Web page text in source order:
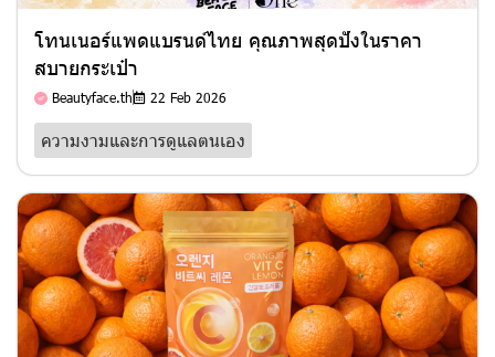
โทนเนอร์แพดแบรนด์ไทย คุณภาพสุดปังในราคา
สบายกระเป๋า
Beautyface.th 22 Feb 2026
ความงามและการดูแลตนเอง